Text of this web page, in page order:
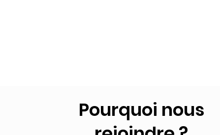
Pourquoi nous